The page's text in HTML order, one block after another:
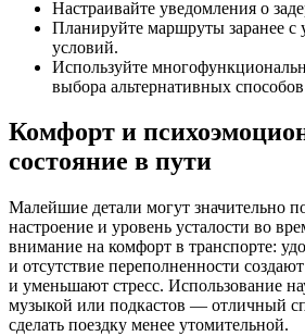
Настраивайте уведомления о
Планируйте маршруты заранее с
условий.
Используйте
выбора альтернативных
Комфорт и
состояние в пути
Малейшие детали могут значительно
настроение и уровень усталости во
внимание на комфорт в транспорте:
и отсутствие переполненности
и уменьшают стресс. Использование
музыкой или подкастов — отличный
сделать поездку менее утомительной.